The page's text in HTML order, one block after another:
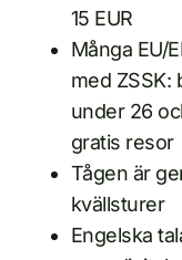
15 EUR
Många EU/
med ZSSK:
under 26
gratis resor
Tågen är
kvällsturer
Engelska